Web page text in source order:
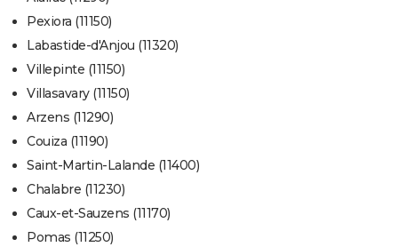
Pexiora (11150)
Labastide-d'Anjou (11320)
Villepinte (11150)
Villasavary (11150)
Arzens (11290)
Couiza (11190)
Saint-Martin-Lalande (11400)
Chalabre (11230)
Caux-et-Sauzens (11170)
Pomas (11250)